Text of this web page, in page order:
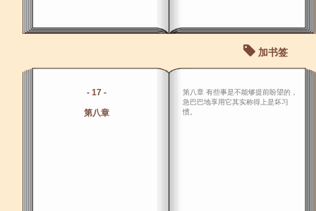
加书签
- 17 -
第八章
第八章 有些事是不能够提前盼望的，
急巴巴地享用它其实称得上是坏习
惯。